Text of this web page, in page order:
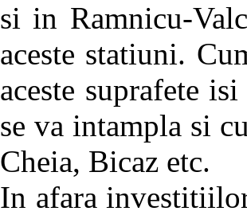
si in Ramnicu-
aceste statiuni.
aceste suprafete
se va intampla si
Cheia, Bicaz etc.
In afara